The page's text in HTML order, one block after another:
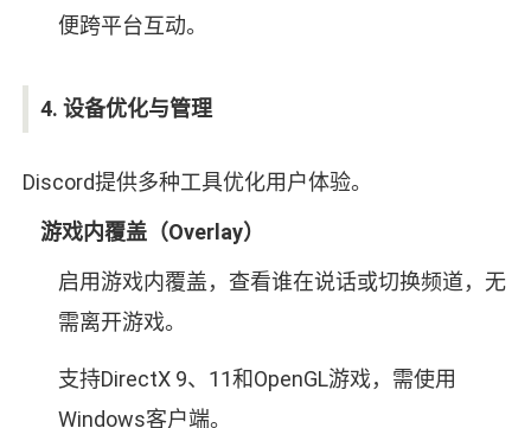
便跨平台互动。
4. 设备优化与管理
Discord提供多种工具优化用户体验。
游戏内覆盖（Overlay）
启用游戏内覆盖，查看谁在说话或切换频道，无
需离开游戏。
支持DirectX 9、11和OpenGL游戏，需使用
Windows客户端。